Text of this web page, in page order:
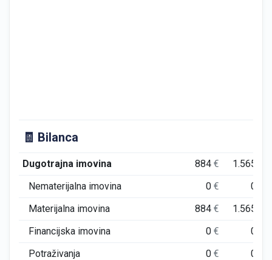
🧾 Bilanca
Dugotrajna imovina 884€ 1.565
Nematerijalna imovina
0€ 0
Materijalna imovina
884€ 1.565
Financijska imovina
0€ 0
Potraživanja
0€ 0